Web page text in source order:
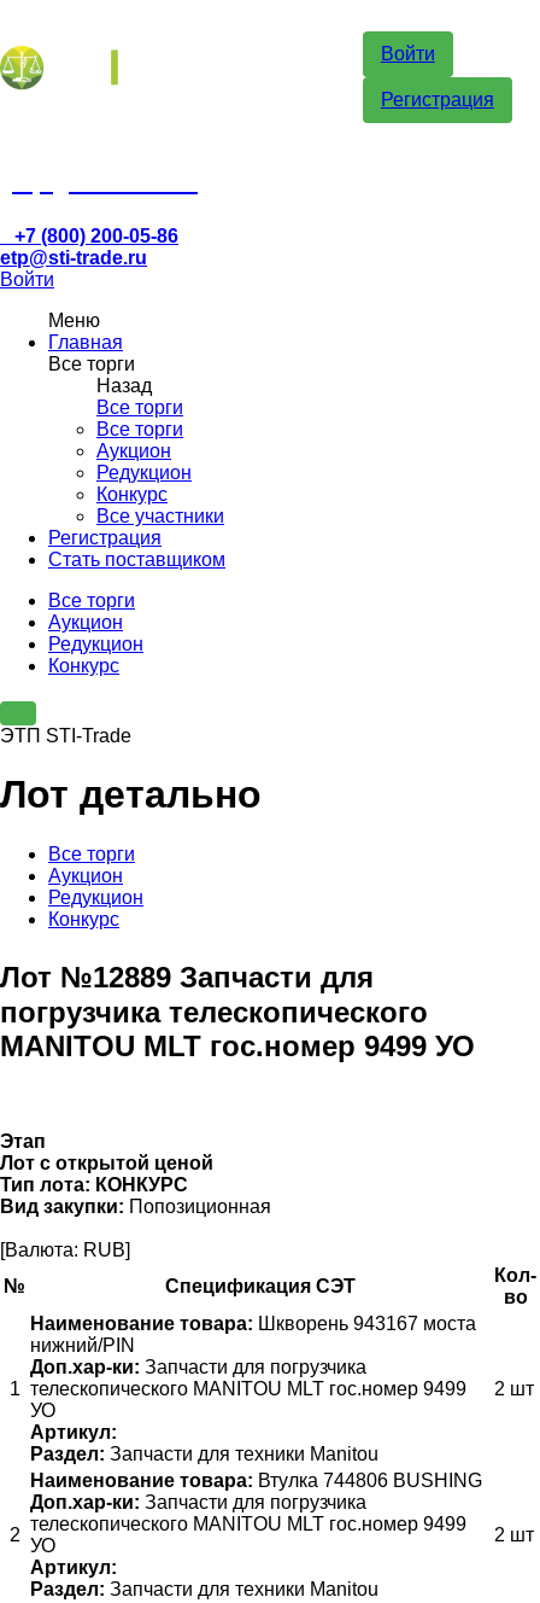
Войти
Регистрация
+7 (800) 200-05-86
etp@sti-trade.ru
Войти
Меню
Главная
Все торги
Назад
Все торги
Все торги
Аукцион
Редукцион
Конкурс
Все участники
Регистрация
Стать поставщиком
Все торги
Аукцион
Редукцион
Конкурс
ЭТП STI-Trade
Лот детально
Все торги
Аукцион
Редукцион
Конкурс
Лот №12889 Запчасти для
погрузчика телескопического
MANITOU MLT гос.номер 9499 УО
Этап
Лот с открытой ценой
Тип лота: КОНКУРС
Вид закупки: Попозиционная
[Валюта: RUB]
№
Спецификация СЭТ
Кол-
во
1
Наименование товара: Шкворень 943167 моста
нижний/PIN
Доп.хар-ки: Запчасти для погрузчика
телескопического MANITOU MLT гос.номер 9499
УО
Артикул:
Раздел: Запчасти для техники Manitou
2 шт
2
Наименование товара: Втулка 744806 BUSHING
Доп.хар-ки: Запчасти для погрузчика
телескопического MANITOU MLT гос.номер 9499
УО
Артикул:
Раздел: Запчасти для техники Manitou
2 шт